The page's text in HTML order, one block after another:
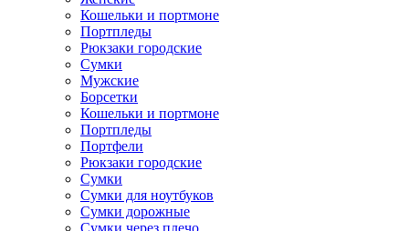
Кошельки и портмоне
Портпледы
Рюкзаки городские
Сумки
Мужские
Борсетки
Кошельки и портмоне
Портпледы
Портфели
Рюкзаки городские
Сумки
Сумки для ноутбуков
Сумки дорожные
Сумки через плечо